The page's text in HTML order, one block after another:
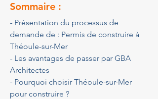
Sommaire :
- Présentation du processus de
demande de : Permis de construire à
Théoule-sur-Mer
- Les avantages de passer par GBA
Architectes
- Pourquoi choisir Théoule-sur-Mer
pour construire ?